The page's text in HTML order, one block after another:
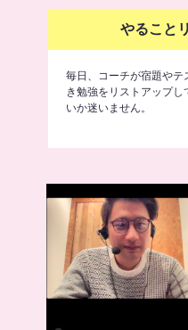
やること
毎日、コーチが宿題やテ
き勉強をリストアップ
いか迷いません。